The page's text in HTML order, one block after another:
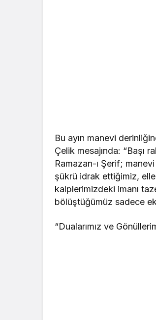
Bu ayın manevi
Çelik mesajında: “Başı
Ramazan-ı Şerif;
şükrü idrak ettiğimiz,
kalplerimizdeki imanı
bölüştüğümüz sadece
“Dualarımız ve